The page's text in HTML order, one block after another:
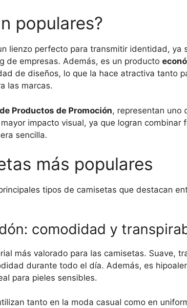
populares?
lienzo perfecto para transmitir identidad, ya
de empresas. Además, es un producto
de diseños, lo que la hace atractiva tanto
las marcas.
Productos de Promoción, representan uno
impacto visual, ya que logran combinar
sencilla.
más populares
tipos de camisetas que destacan
comodidad y
más valorado para las camisetas. Suave,
durante todo el día. Además, es
para pieles sensibles.
tanto en la moda casual como en